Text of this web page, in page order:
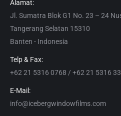
Alamat:
Jl. Sumatra Blok G1 No. 23 – 24
Tangerang Selatan 15310
Banten - Indonesia
Telp & Fax:
+62 21 5316 0768 / +62 21 5316
E-Mail:
info@icebergwindowfilms.com